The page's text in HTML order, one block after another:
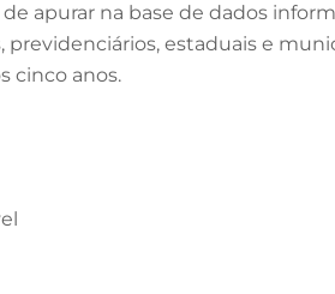
apurar na base de dados
estaduais e
cinco anos.